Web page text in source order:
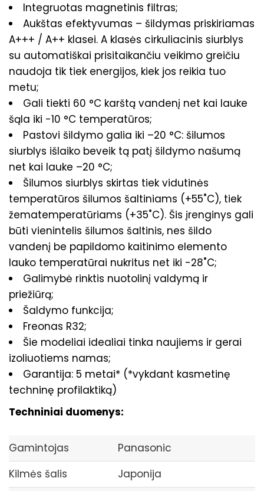
Integruotas magnetinis filtras;
Aukštas efektyvumas – šildymas priskiriamas
A+++ / A++ klasei. A klasės cirkuliacinis siurblys
su automatiškai prisitaikančiu veikimo greičiu
naudoja tik tiek energijos, kiek jos reikia tuo
metu;
Gali tiekti 60 °C karštą vandenį net kai lauke
šąla iki -10 °C temperatūros;
Pastovi šildymo galia iki –20 °C: šilumos
siurblys išlaiko beveik tą patį šildymo našumą
net kai lauke –20 °C;
Šilumos siurblys skirtas tiek vidutinės
temperatūros šilumos šaltiniams (+55˚C), tiek
žematemperatūriams (+35˚C). Šis įrenginys gali
būti vienintelis šilumos šaltinis, nes šildo
vandenį be papildomo kaitinimo elemento
lauko temperatūrai nukritus net iki -28˚C;
Galimybė rinktis nuotolinį valdymą ir
priežiūrą;
Šaldymo funkcija;
Freonas R32;
Šie modeliai idealiai tinka naujiems ir gerai
izoliuotiems namas;
Garantija: 5 metai* (*vykdant kasmetinę
techninę profilaktiką)
Techniniai duomenys:
Gamintojas
Panasonic
Kilmės šalis
Japonija